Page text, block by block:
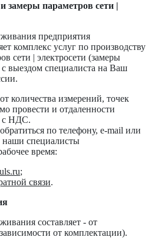
замеры параметров сети |
предприятия
услуг по производству
сети | электросети (замеры
с выездом специалиста на Ваш
количества измерений, точек
провести и отдаленности
с НДС.
по телефону, e-mail или
наши специалисты
время:
;
связи.
составляет - от
от комплектации).